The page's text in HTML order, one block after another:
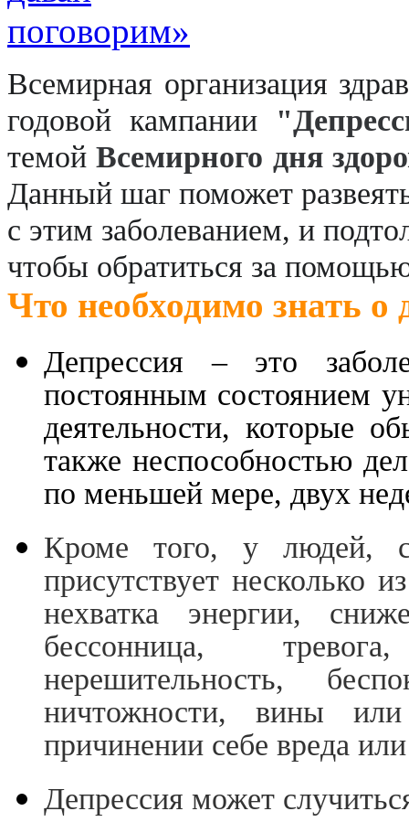
Всемирная организация
годовой кампании
темойВсемирного дня
Данный шаг поможет
с этим заболеванием, и
чтобы обратиться за
Что необходимо знать о
Депрессия – это
постоянным состоянием
деятельности, которые
также неспособностью
по меньшей мере, двух
Кроме того, у людей,
присутствует несколько
нехватка энергии,
бессонница,
нерешительность,
ничтожности, вины
причинении себе вреда
Депрессия может